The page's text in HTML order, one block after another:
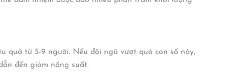
quả từ 5-9 người. Nếu đội ngũ vượt quá con số này,
đến giảm năng suất.